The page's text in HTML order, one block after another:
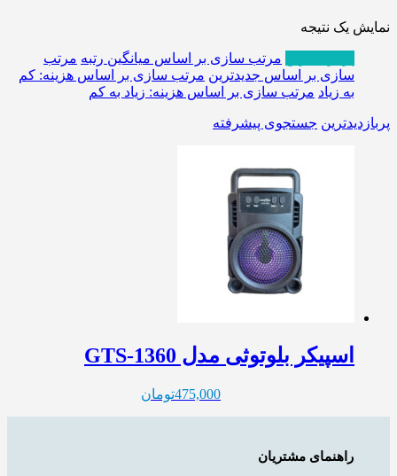
نمایش یک نتیجه
مرتب سازی بر اساس میانگین رتبه مرتب
سازی بر اساس جدیدترین مرتب سازی بر اساس هزینه: کم
به زیاد مرتب سازی بر اساس هزینه: زیاد به کم
پربازدیدترین جستجوی پیشرفته
اسپیکر بلوتوثی مدل GTS-1360
475,000تومان
راهنمای مشتریان